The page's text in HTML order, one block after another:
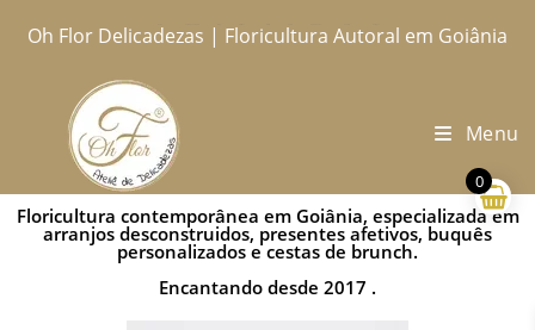
Oh Flor Delicadezas | Floricultura Autoral em Goiânia
Menu
Floricultura contemporânea em Goiânia, especializada em
arranjos desconstruidos, presentes afetivos, buquês
personalizados e cestas de brunch.
Encantando desde 2017 .
0